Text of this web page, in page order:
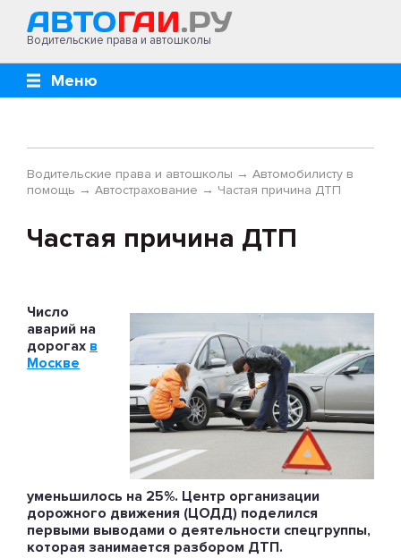
Водительские права и автошколы
Меню
Водительские права и автошколы → Автомобилисту в
помощь → Автострахование → Частая причина ДТП
Частая причина ДТП
Число
аварий на
дорогах в
Москве
уменьшилось на 25%. Центр организации
дорожного движения (ЦОДД) поделился
первыми выводами о деятельности спецгруппы,
которая занимается разбором ДТП.